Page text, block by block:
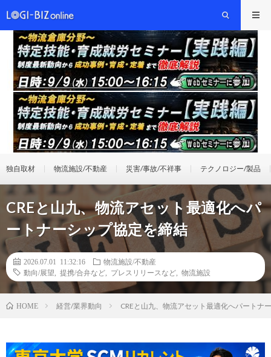
独自取材 物流施設/不動産 災害/事故/不祥事 テクノロジー/製品
CREと山九、物流アセット最適化へパ
ートナーシップ協定を締結
2026.07.01 11:32:16
物流施設/不動産
動向/展望
提携/合弁など プレスリリースなど 物流施設
HOME 経営/業界動向 CREと山九、物流アセット最適化へパートナ